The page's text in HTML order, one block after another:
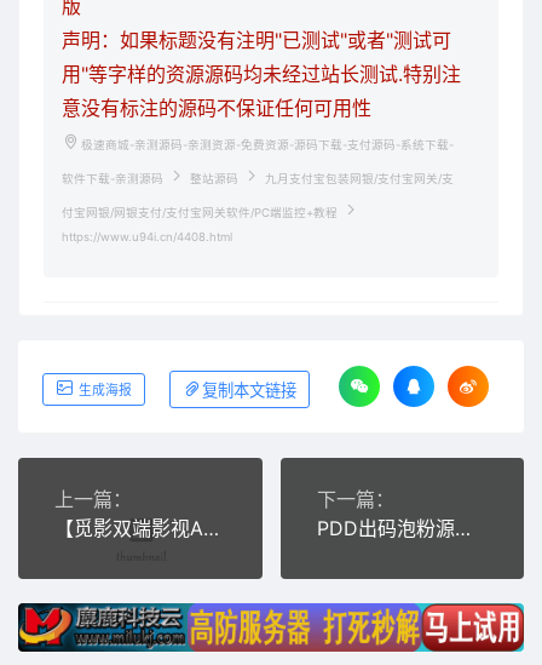
版
声明：如果标题没有注明"已测试"或者"测试可
用"等字样的资源源码均未经过站长测试.特别注
意没有标注的源码不保证任何可用性
极速商城-亲测源码-亲测资源-免费资源-源码下载-支付源码-系统下载-
软件下载-亲测源码 整站源码 九月支付宝包装网银/支付宝网关/支
付宝网银/网银支付/支付宝网关软件/PC端监控+教程
https://www.u94i.cn/4408.html
生成海报 复制本文链接
上一篇：
【觅影双端影视APP源码】2020三月新版原生双端影视APP源码Android+IOS完美运营[附带开发文档和教程]
下一篇：
PDD出码泡粉源码pdd通道出码拼多多渠道pdd支付安全稳定带教程